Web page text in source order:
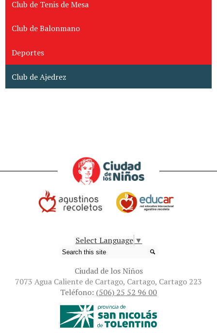
Club de Tenis de Mesa
Club de Balonmano
Deportes
Club de Ajedrez
Select Language ▼
Search
Ciudad de los Niños
7073 Agua Caliente de Cartago, Cartago, Cartago 223
Teléfono: (506) 25 52 96 00